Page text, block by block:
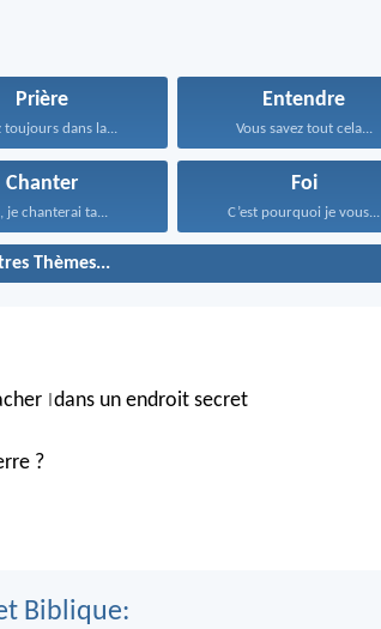
Prière
toujours dans la...
Entendre
Vous savez tout cela...
Chanter
je chanterai ta...
Foi
C’est pourquoi je vous...
Thèmes...
dans un endroit secret
?
Biblique: